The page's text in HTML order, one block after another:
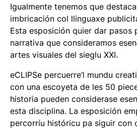
Igualmente tenemos que
imbricación col llinguaxe
Esta esposición quier dar pasos
narrativa que consideramos
artes visuales del sieglu XXI.
eCLIPSe percuerre’l mundu
con una escoyeta de les 50
historia pueden considerase
esta disciplina. La esposición
percorríu históricu pa siguir con